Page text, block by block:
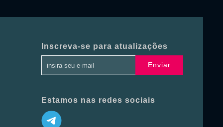
Inscreva-se para atualizações
Enviar
Estamos nas redes sociais